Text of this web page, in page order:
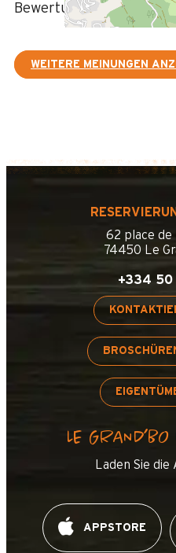
Bewertung geschrieben
WEITERE MEINUNGEN
62 place de
74450 Le
+334 50
LE
Laden Sie
APPSTORE